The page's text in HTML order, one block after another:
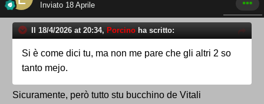
Inviato 18 Aprile
Il 18/4/2026 at 20:34, Porcino ha scritto:
Si è come dici tu, ma non me pare che gli altri 2 so
tanto mejo.
Sicuramente, però tutto stu bucchino de Vitali